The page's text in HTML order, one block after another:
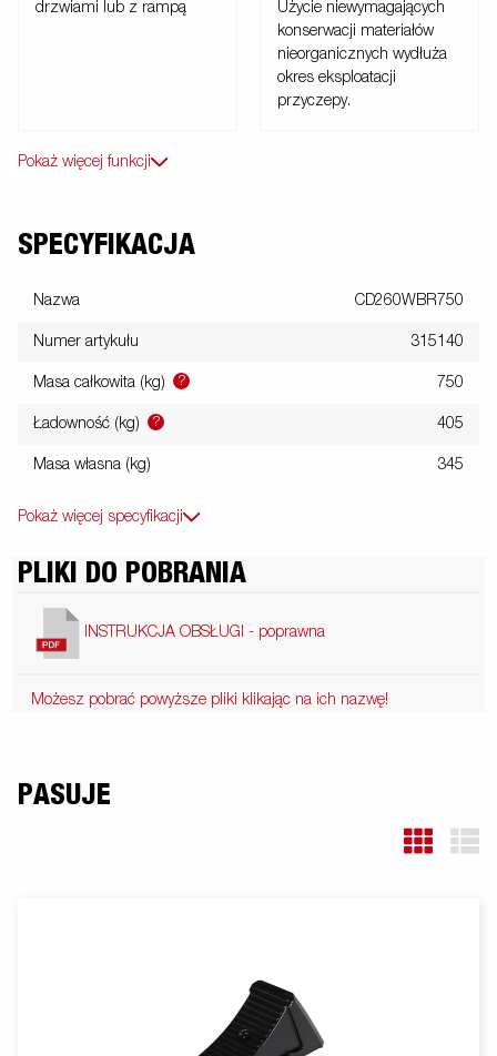
drzwiami lub z rampą
Użycie niewymagających
konserwacji materiałów
nieorganicznych wydłuża
okres eksploatacji
przyczepy.
Pokaż więcej funkcji
SPECYFIKACJA
Nazwa CD260WBR750
Numer artykułu 315140
Masa całkowita (kg) ? 750
Ładowność (kg) ? 405
Masa własna (kg) 345
Pokaż więcej specyfikacji
PLIKI DO POBRANIA
INSTRUKCJA OBSŁUGI - poprawna
Możesz pobrać powyższe pliki klikając na ich nazwę!
PASUJE